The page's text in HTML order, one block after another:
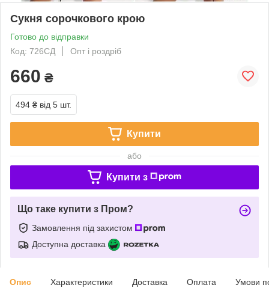
Сукня сорочкового крою
Готово до відправки
Код: 726СД
Опт і роздріб
660 ₴
494 ₴ від 5 шт.
Купити
або
Купити з
Що таке купити з Пром?
Замовлення під захистом
Доступна доставка
Опис Характеристики Доставка Оплата Умови